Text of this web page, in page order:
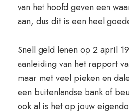
van het hoofd geven een
aan, dus dit is een heel
Snell geld lenen op 2 april
aanleiding van het rapport
maar met veel pieken en
een buitenlandse bank of
ook al is het op jouw